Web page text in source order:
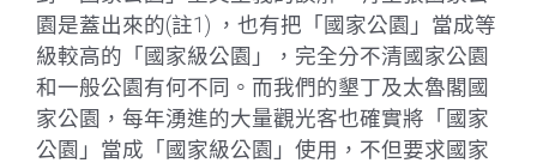
園是蓋出來的(註1) ，也有把「國家公園」當成等
級較高的「國家級公園」，完全分不清國家公園
和一般公園有何不同。而我們的墾丁及太魯閣國
家公園，每年湧進的大量觀光客也確實將「國家
公園」當成「國家級公園」使用，不但要求國家